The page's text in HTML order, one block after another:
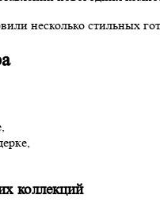
стильных
коллекций